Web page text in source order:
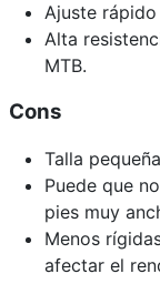
Ajuste
Alta
MTB.
Cons
Talla
Puede que
pies muy
Menos
afectar el